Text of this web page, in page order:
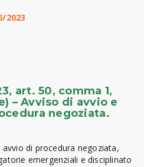
2023
art. 50, comma 1,
– Avviso di avvio e
negoziata.
di procedura negoziata,
emergenziali e disciplinato